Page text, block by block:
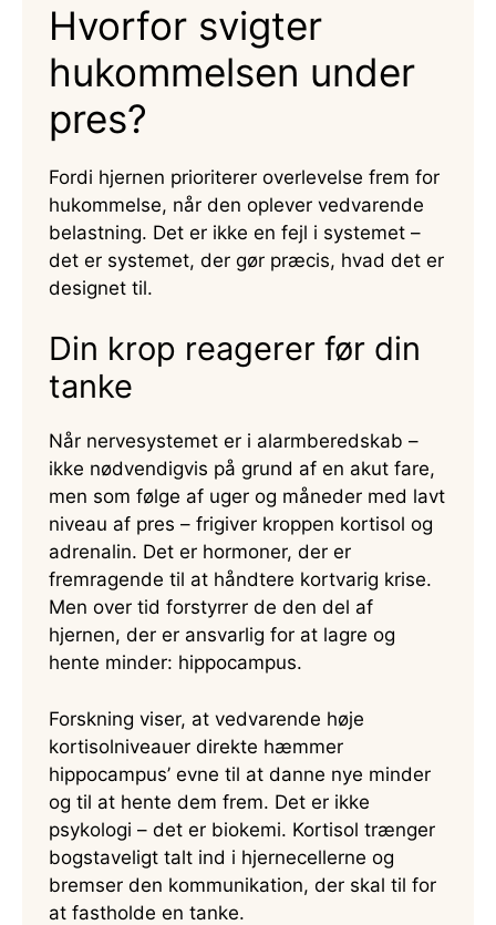
Hvorfor svigter
hukommelsen under
pres?
Fordi hjernen prioriterer overlevelse frem for
hukommelse, når den oplever vedvarende
belastning. Det er ikke en fejl i systemet –
det er systemet, der gør præcis, hvad det er
designet til.
Din krop reagerer før din
tanke
Når nervesystemet er i alarmberedskab –
ikke nødvendigvis på grund af en akut fare,
men som følge af uger og måneder med lavt
niveau af pres – frigiver kroppen kortisol og
adrenalin. Det er hormoner, der er
fremragende til at håndtere kortvarig krise.
Men over tid forstyrrer de den del af
hjernen, der er ansvarlig for at lagre og
hente minder: hippocampus.
Forskning viser, at vedvarende høje
kortisolniveauer direkte hæmmer
hippocampus’ evne til at danne nye minder
og til at hente dem frem. Det er ikke
psykologi – det er biokemi. Kortisol trænger
bogstaveligt talt ind i hjernecellerne og
bremser den kommunikation, der skal til for
at fastholde en tanke.